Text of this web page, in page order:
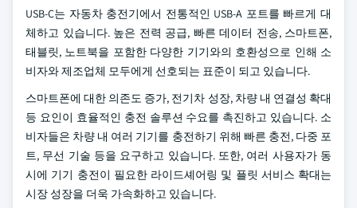
USB-C는 자동차 충전기에서 전통적인 USB-A 포트를 빠르게 대
체하고 있습니다. 높은 전력 공급, 빠른 데이터 전송, 스마트폰,
태블릿, 노트북을 포함한 다양한 기기와의 호환성으로 인해 소
비자와 제조업체 모두에게 선호되는 표준이 되고 있습니다.
스마트폰에 대한 의존도 증가, 전기차 성장, 차량 내 연결성 확대
등 요인이 효율적인 충전 솔루션 수요를 촉진하고 있습니다. 소
비자들은 차량 내 여러 기기를 충전하기 위해 빠른 충전, 다중 포
트, 무선 기술 등을 요구하고 있습니다. 또한, 여러 사용자가 동
시에 기기 충전이 필요한 라이드셰어링 및 플릿 서비스 확대는
시장 성장을 더욱 가속화하고 있습니다.